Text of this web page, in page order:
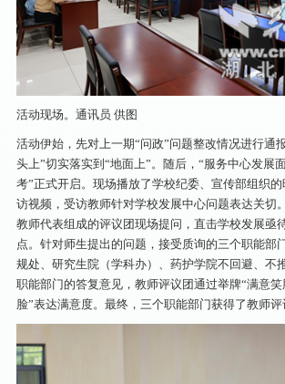
活动现场。通讯员 供图
活动伊始，先对上一期“问政”问题整改情况进行通
头上”切实落实到“地面上”。随后，“服务中心发展
考”正式开启。现场播放了学校纪委、宣传部组织
访视频，受访教师针对学校发展中心问题表达关切
教师代表组成的评议团现场提问，直击学校发展亟
点。针对师生提出的问题，接受质询的三个职能部
规处、研究生院（学科办）、药护学院不回避、不
职能部门的答复意见，教师评议团通过举牌“满意笑
脸”表达满意度。最终，三个职能部门获得了教师评